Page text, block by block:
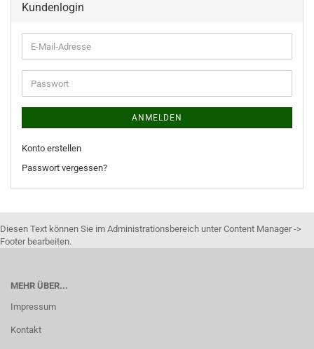
Kundenlogin
ANMELDEN
Konto erstellen
Passwort vergessen?
Diesen Text können Sie im Administrationsbereich unter Content Manager ->
Footer bearbeiten.
MEHR ÜBER...
Impressum
Kontakt